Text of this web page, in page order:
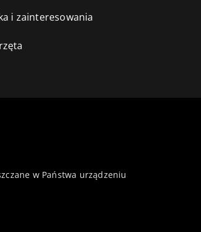
i zainteresowania
w Państwa urządzeniu